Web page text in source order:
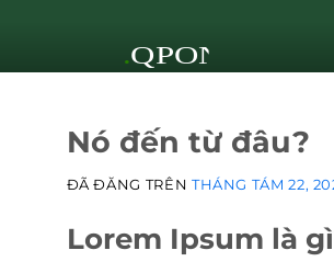
Nó đến từ đâu?
ĐÃ ĐĂNG TRÊN THÁNG TÁM 22,
Lorem Ipsum là